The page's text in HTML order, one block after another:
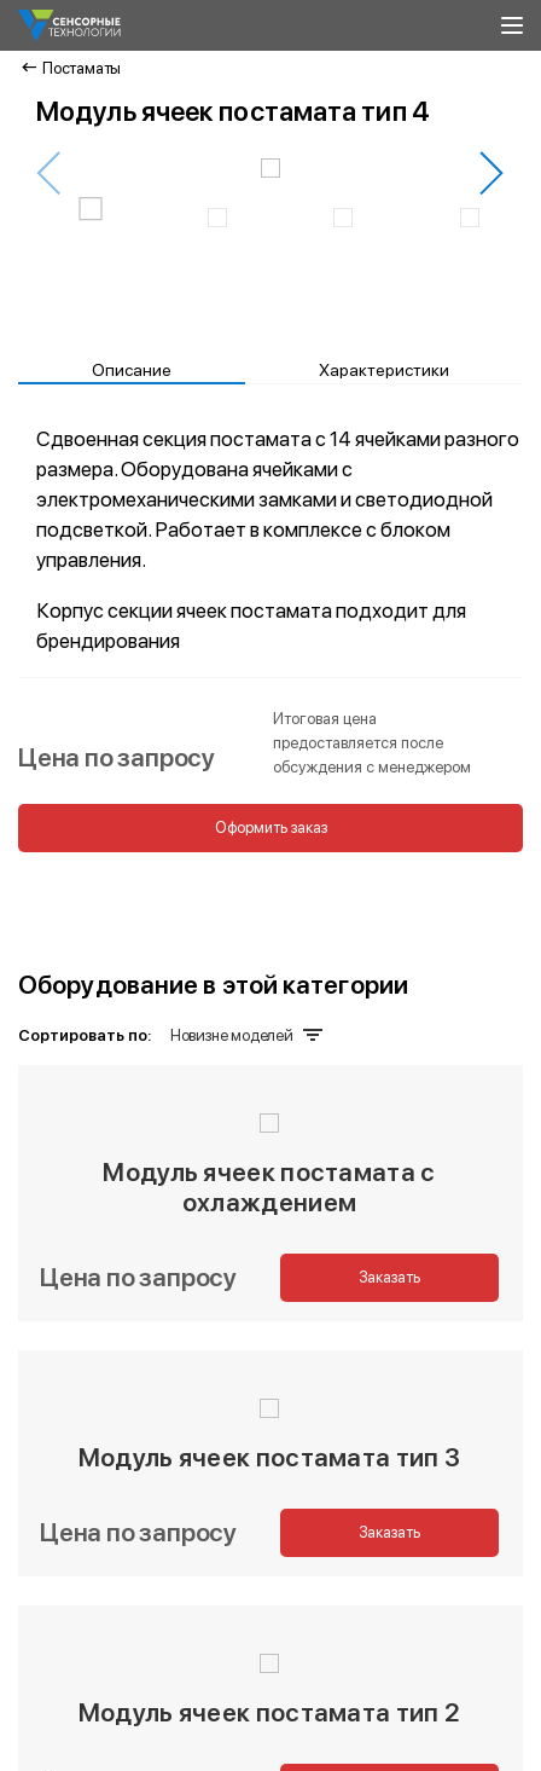
Постаматы
Модуль ячеек постамата тип 4
Описание Характеристики
Сдвоенная секция постамата с 14 ячейками разного
размера. Оборудована ячейками с
электромеханическими замками и светодиодной
подсветкой. Работает в комплексе с блоком
управления.
Корпус секции ячеек постамата подходит для
брендирования
Цена по запросу
Итоговая цена
предоставляется после
обсуждения с менеджером
Оформить заказ
Оборудование в этой категории
Сортировать по: Новизне моделей
Модуль ячеек постамата с
охлаждением
Цена по запросу Заказать
Модуль ячеек постамата тип 3
Цена по запросу Заказать
Модуль ячеек постамата тип 2